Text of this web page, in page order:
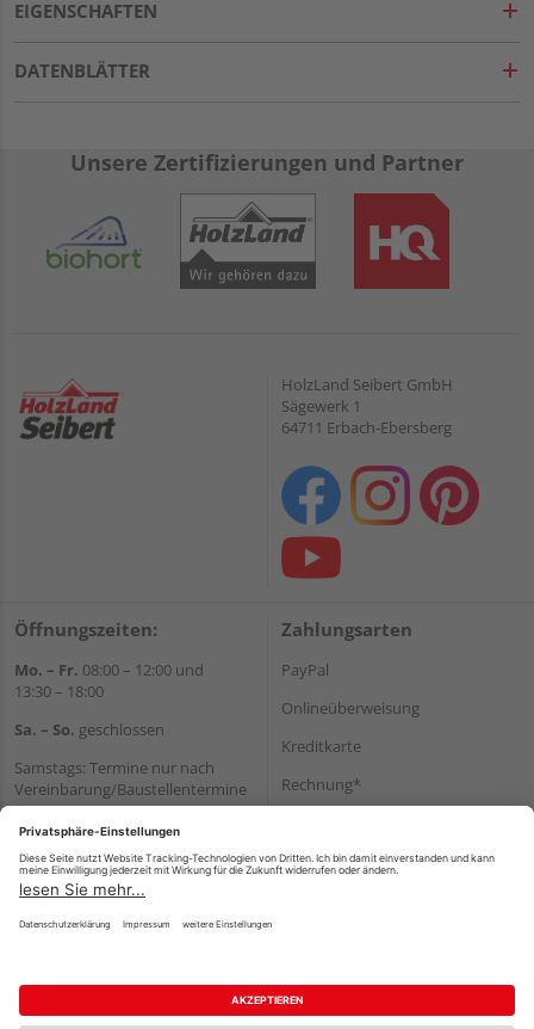
EIGENSCHAFTEN
DATENBLÄTTER
Unsere Zertifizierungen und Partner
HolzLand Seibert GmbH
Sägewerk 1
64711 Erbach-Ebersberg
Öffnungszeiten:
Mo. – Fr. 08:00 – 12:00 und
13:30 – 18:00
Sa. – So. geschlossen
Samstags: Termine nur nach
Vereinbarung/Baustellentermine
Wir helfen Ihnen gerne
weiter
Tel.:+49 6062 956180
E-Mail:shop@holzland-seibert.de
Zahlungsarten
PayPal
Onlineüberweisung
Kreditkarte
Rechnung*
Versand
Impressum AGB Widerruf
Datenschutz
Reservierungsbedingungen
Vertrag widerrufen